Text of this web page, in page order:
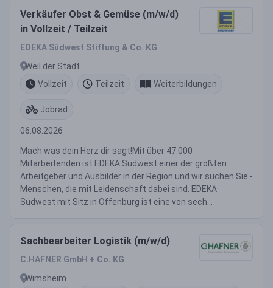
Verkäufer Obst & Gemüse (m/w/d)
in Vollzeit / Teilzeit
EDEKA Südwest Stiftung & Co. KG
Weil der Stadt
Vollzeit
Teilzeit Weiterbildungen
Jobrad
06.08.2026
Mach was dein Herz dir sagt!Mit über 47.000
Mitarbeitenden ist EDEKA Südwest einer der größten
Arbeitgeber und Ausbilder in der Region und wir suchen Sie -
Menschen, die mit Leidenschaft dabei sind. EDEKA
Südwest mit Sitz in Offenburg ist eine von sech...
Sachbearbeiter Logistik (m/w/d)
C.HAFNER GmbH + Co. KG
Wimsheim